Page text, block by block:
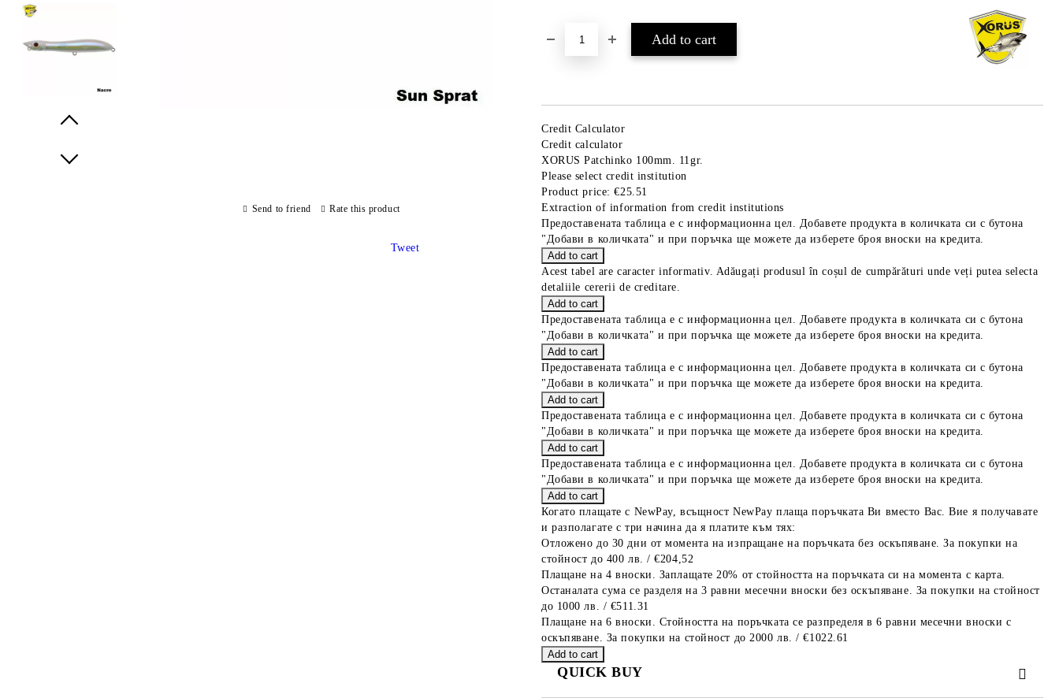
Credit Calculator
Credit calculator
XORUS Patchinko 100mm. 11gr.
Please select credit institution
Product price: €25.51
Extraction of information from credit institutions
Предоставената таблица е с информационна цел. Добавете продукта в количката си с бутона
"Добави в количката" и при поръчка ще можете да изберете броя вноски на кредита.
Acest tabel are caracter informativ. Adăugați produsul în coșul de cumpărături unde veți putea selecta
detaliile cererii de creditare.
Предоставената таблица е с информационна цел. Добавете продукта в количката си с бутона
"Добави в количката" и при поръчка ще можете да изберете броя вноски на кредита.
Предоставената таблица е с информационна цел. Добавете продукта в количката си с бутона
"Добави в количката" и при поръчка ще можете да изберете броя вноски на кредита.
Предоставената таблица е с информационна цел. Добавете продукта в количката си с бутона
"Добави в количката" и при поръчка ще можете да изберете броя вноски на кредита.
Предоставената таблица е с информационна цел. Добавете продукта в количката си с бутона
"Добави в количката" и при поръчка ще можете да изберете броя вноски на кредита.
Когато плащате с NewPay, всъщност NewPay плаща поръчката Ви вместо Вас. Вие я получавате
и разполагате с три начина да я платите към тях:
Отложено до 30 дни от момента на изпращане на поръчката без оскъпяване. За покупки на
стойност до 400 лв. / €204,52
Плащане на 4 вноски. Заплащате 20% от стойността на поръчката си на момента с карта.
Останалата сума се разделя на 3 равни месечни вноски без оскъпяване. За покупки на стойност
до 1000 лв. / €511.31
Плащане на 6 вноски. Стойността на поръчката се разпределя в 6 равни месечни вноски с
оскъпяване. За покупки на стойност до 2000 лв. / €1022.61
QUICK BUY
Send to friend Rate this product
Tweet